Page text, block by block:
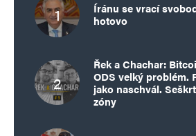
Íránu se vrací
hotovo
Řek a Chachar:
ODS velký problém.
jako naschvál.
zóny